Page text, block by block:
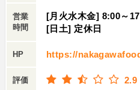
営業
時間
[月火水木金] 8:00～
[日土] 定休日
HP https://
評価 2.9